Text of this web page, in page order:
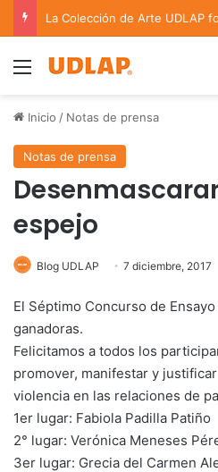
Menu
Inicio / Notas de prensa
Notas de prensa
espejo
Blog UDLAP 7 diciembre, 2017
El Séptimo Concurso de
ganadoras.
Felicitamos a todos los
promover, manifestar y
violencia en las relaciones de
1er lugar: Fabiola Padilla Patiño
2° lugar: Verónica Meneses
3er lugar: Grecia del Carmen